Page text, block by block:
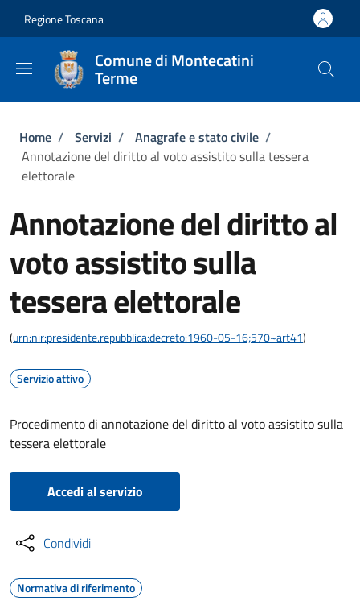
Regione Toscana
Comune di Montecatini
Terme
Briciole di pane
Home / Servizi / Anagrafe e stato civile /
Annotazione del diritto al voto assistito sulla tessera
elettorale
Annotazione del diritto al
voto assistito sulla
tessera elettorale
(urn:nir:presidente.repubblica:decreto:1960-05-16;570~art41)
Servizio attivo
Procedimento di annotazione del diritto al voto assistito sulla
tessera elettorale
Accedi al servizio
Condividi
Normativa di riferimento